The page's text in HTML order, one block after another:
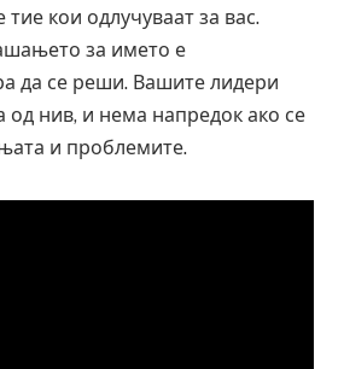
тие кои одлучуваат за вас.
за името е
да се реши. Вашите лидери
од нив, и нема напредок ако се
и проблемите.